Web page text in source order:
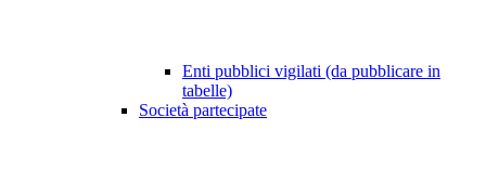
Enti pubblici vigilati (da pubblicare in
tabelle)
Società partecipate